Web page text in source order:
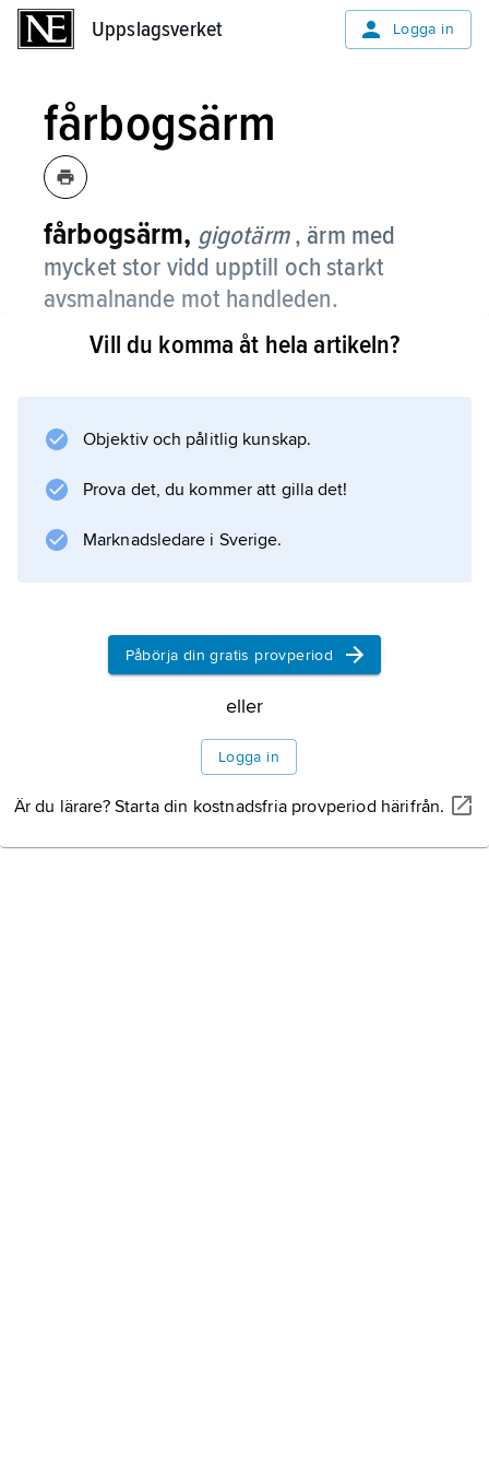
Uppslagsverket Logga in
fårbogsärm
fårbogsärm, gigotärm , ärm med
mycket stor vidd upptill och starkt
avsmalnande mot handleden.
Fårbogsärm var mode främst på 1830-talet
talet.
Information om artikeln
Vill du komma åt hela artikeln?
Objektiv och pålitlig kunskap.
Prova det, du kommer att gilla det!
Marknadsledare i Sverige.
Påbörja din gratis provperiod
eller
Logga in
Är du lärare? Starta din kostnadsfria provperiod härifrån.